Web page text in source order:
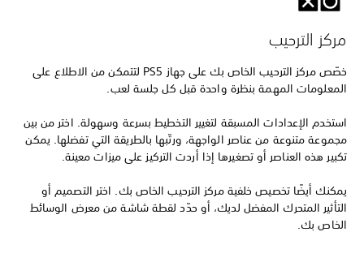
مركز الترحيب
خصّص مركز الترحيب الخاص بك على جهاز PS5 لتتمكن من الاطلاع على
المعلومات المهمة بنظرة واحدة قبل كل جلسة لعب.
استخدم الإعدادات المسبقة لتغيير التخطيط بسرعة وسهولة. اختر من بين
مجموعة متنوعة من عناصر الواجهة، ورتّبها بالطريقة التي تفضلها. يمكن
تكبير هذه العناصر أو تصغيرها إذا أردت التركيز على ميزات معينة.
يمكنك أيضًا تخصيص خلفية مركز الترحيب الخاص بك. اختر التصميم أو
التأثير المتحرك المفضل لديك، أو حدّد لقطة شاشة من معرض الوسائط
الخاص بك.